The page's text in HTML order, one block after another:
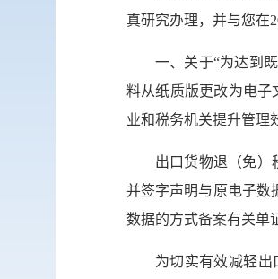
真研究办理，并与您在
一、关于“为达到
料从纸质版更改为电子
业和税务机关提升管理
出口货物退（免）
并签字声明与原电子数
数据的方式备案有关单
为切实有效减轻出